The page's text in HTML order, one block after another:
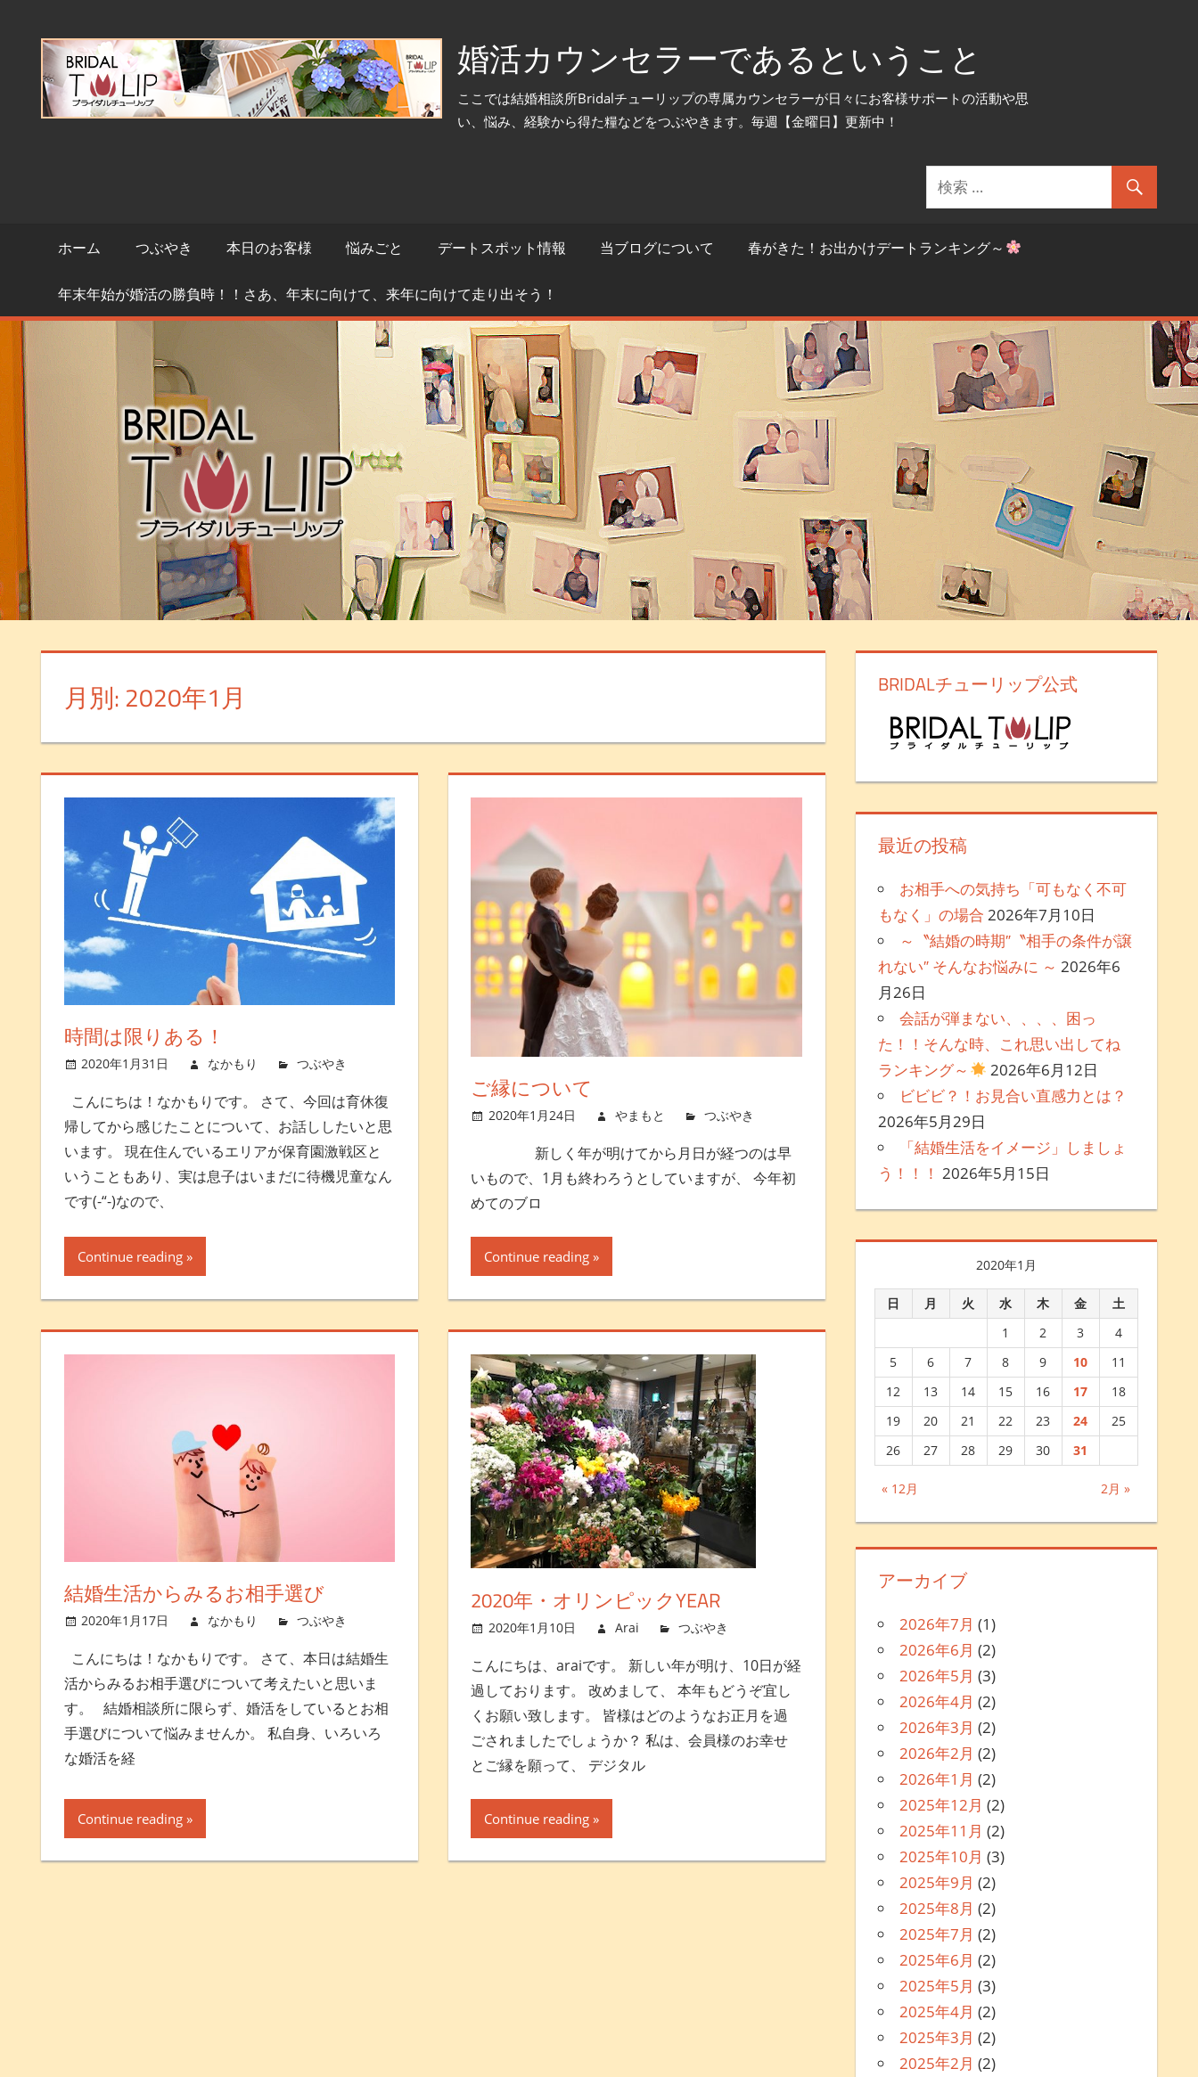
婚活カウンセラーであるということ
ここでは結婚相談所Bridalチューリップの専属カウンセラーが日々にお客様サポートの活動や思
い、悩み、経験から得た糧などをつぶやきます。毎週【金曜日】更新中！
ホーム つぶやき 本日のお客様 悩みごと デートスポット情報 当ブログについて 春がきた！お出かけデートランキング～
年末年始が婚活の勝負時！！さあ、年末に向けて、来年に向けて走り出そう！
月別: 2020年1月
時間は限りある！
2020年1月31日 なかもり つぶやき
こんにちは！なかもりです。 さて、今回は育休復
帰してから感じたことについて、お話ししたいと思
います。 現在住んでいるエリアが保育園激戦区と
いうこともあり、実は息子はいまだに待機児童なん
です(-“-)なので、
Continue reading
ご縁について
2020年1月24日 やまもと つぶやき コメントを残す
新しく年が明けてから月日が経つのは早
いもので、1月も終わろうとしていますが、 今年初
めてのブロ
Continue reading
結婚生活からみるお相手選び
2020年1月17日 なかもり つぶやき コメントを残す
こんにちは！なかもりです。 さて、本日は結婚生
活からみるお相手選びについて考えたいと思いま
す。 結婚相談所に限らず、婚活をしているとお相
手選びについて悩みませんか。 私自身、いろいろ
な婚活を経
Continue reading
2020年・オリンピックYEAR
2020年1月10日 Arai つぶやき
こんにちは、araiです。 新しい年が明け、10日が経
過しております。 改めまして、 本年もどうぞ宜し
くお願い致します。 皆様はどのようなお正月を過
ごされましたでしょうか？ 私は、会員様のお幸せ
とご縁を願って、 デジタル
Continue reading
BRIDALチューリップ公式
最近の投稿
お相手への気持ち「可もなく不可
もなく」の場合 2026年7月10日
～〝結婚の時期″〝相手の条件が譲
れない″ そんなお悩みに ～ 2026年6
月26日
会話が弾まない、、、、困っ
た！！そんな時、これ思い出してね
ランキング～
2026年6月12日
ビビビ？！お見合い直感力とは？
2026年5月29日
「結婚生活をイメージ」しましょ
う！！！ 2026年5月15日
2020年1月
日 月 火 水 木 金 土
« 12月 2月 »
1 2 3
4
5
6 7 8 9 10
11
12
13 14 15 16 17
18
19
20 21 22 23 24
25
26
27 28 29 30 31
アーカイブ
2026年7月 (1)
2026年6月 (2)
2026年5月 (3)
2026年4月 (2)
2026年3月 (2)
2026年2月 (2)
2026年1月 (2)
2025年12月 (2)
2025年11月 (2)
2025年10月 (3)
2025年9月 (2)
2025年8月 (2)
2025年7月 (2)
2025年6月 (2)
2025年5月 (3)
2025年4月 (2)
2025年3月 (2)
2025年2月 (2)